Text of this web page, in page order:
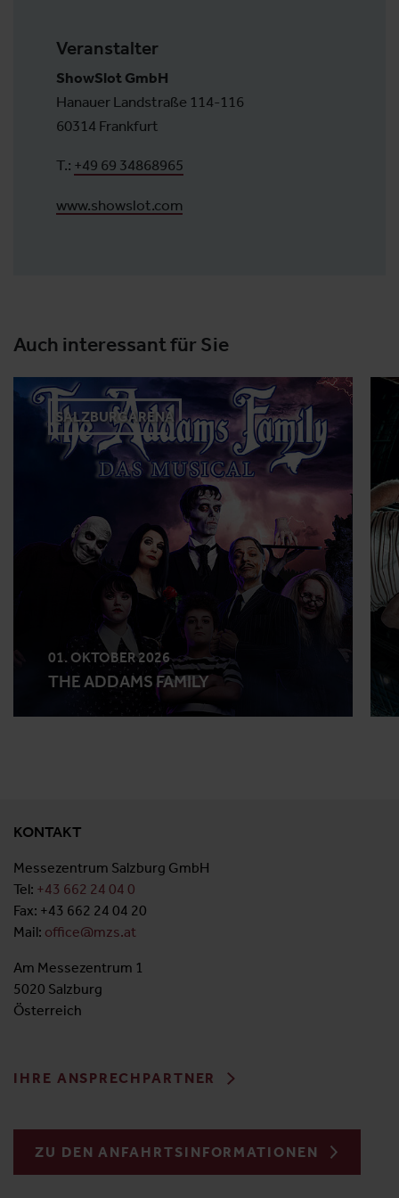
Veranstalter
ShowSlot GmbH
Hanauer Landstraße 114-116
60314 Frankfurt
T.: +49 69 34868965
www.showslot.com
Auch interessant für Sie
SALZBURGARENA
01. OKTOBER 2026
THE ADDAMS FAMILY
KONTAKT
Messezentrum Salzburg GmbH
Tel: +43 662 24 04 0
Fax: +43 662 24 04 20
Mail: office@mzs.at
Am Messezentrum 1
5020 Salzburg
Österreich
IHRE ANSPRECHPARTNER
ZU DEN ANFAHRTSINFORMATIONEN